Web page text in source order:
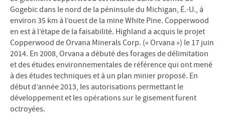
Gogebic dans le nord de la péninsule du Michigan, É.-U., à
environ 35 km à l’ouest de la mine White Pine. Copperwood
en est à l’étape de la faisabilité. Highland a acquis le projet
Copperwood de Orvana Minerals Corp. (« Orvana ») le 17 juin
2014. En 2008, Orvana a débuté des forages de délimitation
et des études environnementales de référence qui ont mené
à des études techniques et à un plan minier proposé. En
début d’année 2013, les autorisations permettant le
développement et les opérations sur le gisement furent
octroyées.